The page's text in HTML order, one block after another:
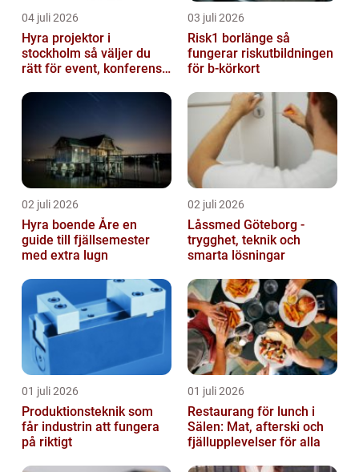
04 juli 2026
Hyra projektor i
stockholm så väljer du
rätt för event, konferens
03 juli 2026
Risk1 borlänge så
fungerar riskutbildningen
för b-körkort
02 juli 2026
Hyra boende Åre en
guide till fjällsemester
med extra lugn
02 juli 2026
Låssmed Göteborg -
trygghet, teknik och
smarta lösningar
01 juli 2026
Produktionsteknik som
får industrin att fungera
på riktigt
01 juli 2026
Restaurang för lunch i
Sälen: Mat, afterski och
fjällupplevelser för alla